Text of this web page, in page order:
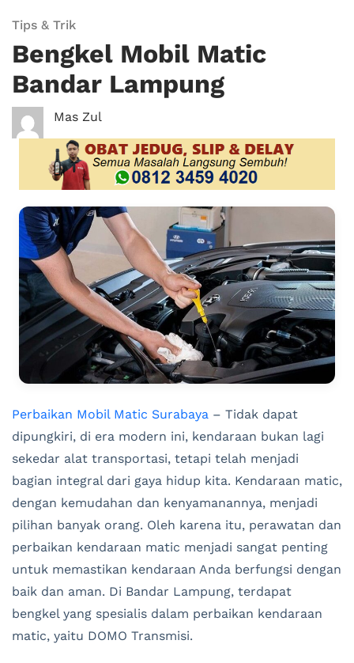
Tips & Trik
Bengkel Mobil Matic
Bandar Lampung
Mas Zul
Perbaikan Mobil Matic Surabaya – Tidak dapat
dipungkiri, di era modern ini, kendaraan bukan lagi
sekedar alat transportasi, tetapi telah menjadi
bagian integral dari gaya hidup kita. Kendaraan matic,
dengan kemudahan dan kenyamanannya, menjadi
pilihan banyak orang. Oleh karena itu, perawatan dan
perbaikan kendaraan matic menjadi sangat penting
untuk memastikan kendaraan Anda berfungsi dengan
baik dan aman. Di Bandar Lampung, terdapat
bengkel yang spesialis dalam perbaikan kendaraan
matic, yaitu DOMO Transmisi.